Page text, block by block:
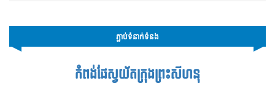
ភ្ជាប់ទំនាក់ទំនង
កំពង់ផែស្វយ័តក្រុងព្រះសីហនុ